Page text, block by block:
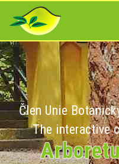
Člen Unie
The interactive